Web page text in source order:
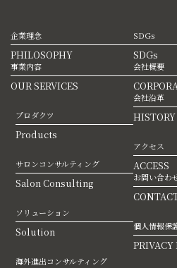
企業理念
PHILOSOPHY
事業内容
OUR SERVICES
プロダクツ
Products
サロンコンサルティング
Salon Consulting
ソリューション
Solution
海外進出コンサルティング
SDGs
SDGs
会社概要
会社沿革
HISTORY
アクセス
ACCESS
お問い合わ
個人情報保
PRIVACY